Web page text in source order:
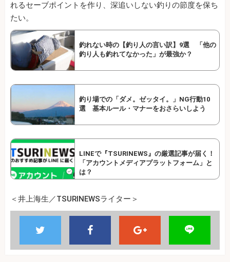
れるセーブポイントを作り、深追いしない釣りの節度を保ち
たい。
釣れない時の【釣り人の言い訳】9選 「他の
釣り人も釣れてなかった」が最強か？
釣り場での「ダメ。ゼッタイ。」NG行動10
選 基本ルール・マナーをおさらいしよう
LINEで『TSURINEWS』の厳選記事が届く！
「アカウントメディアプラットフォーム」と
は？
＜井上海生／TSURINEWSライター＞